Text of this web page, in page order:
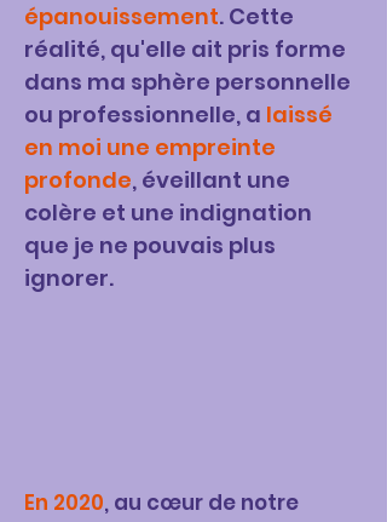
épanouissement. Cette
réalité, qu'elle ait pris forme
dans ma sphère personnelle
ou professionnelle, a laissé
en moi une empreinte
profonde, éveillant une
colère et une indignation
que je ne pouvais plus
ignorer.
En 2020, au cœur de notre